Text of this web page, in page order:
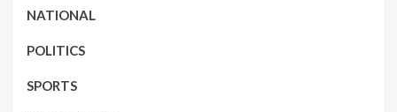
NATIONAL
POLITICS
SPORTS